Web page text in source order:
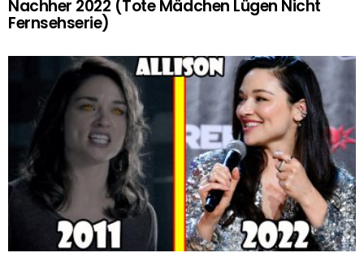
Nachher 2022 (Tote Mädchen Lügen Nicht
Fernsehserie)